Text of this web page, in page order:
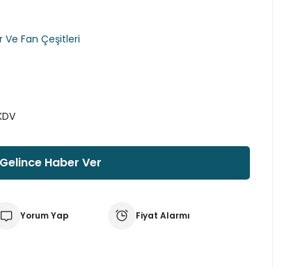
Fan Çeşitleri
Gelince Haber Ver
Yorum Yap Fiyat Alarmı